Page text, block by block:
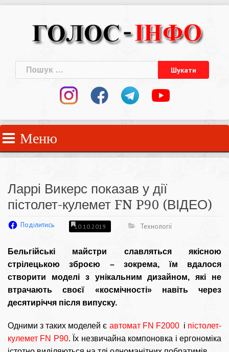
Пошук:
Меню
Ларрі Викерс показав у дії
пістолет-кулемет FN P90 (ВІДЕО)
Поділитись 10.10.2019 Технології
Бельгійські майстри славляться якісною
стрілецькою зброєю – зокрема, їм вдалося
створити моделі з унікальним дизайном, які не
втрачають своєї «космічності» навіть через
десятиріччя після випуску.
Одними з таких моделей є автомат FN F2000 і пістолет-
кулемет FN P90. Їх незвичайна компоновка і ергономіка